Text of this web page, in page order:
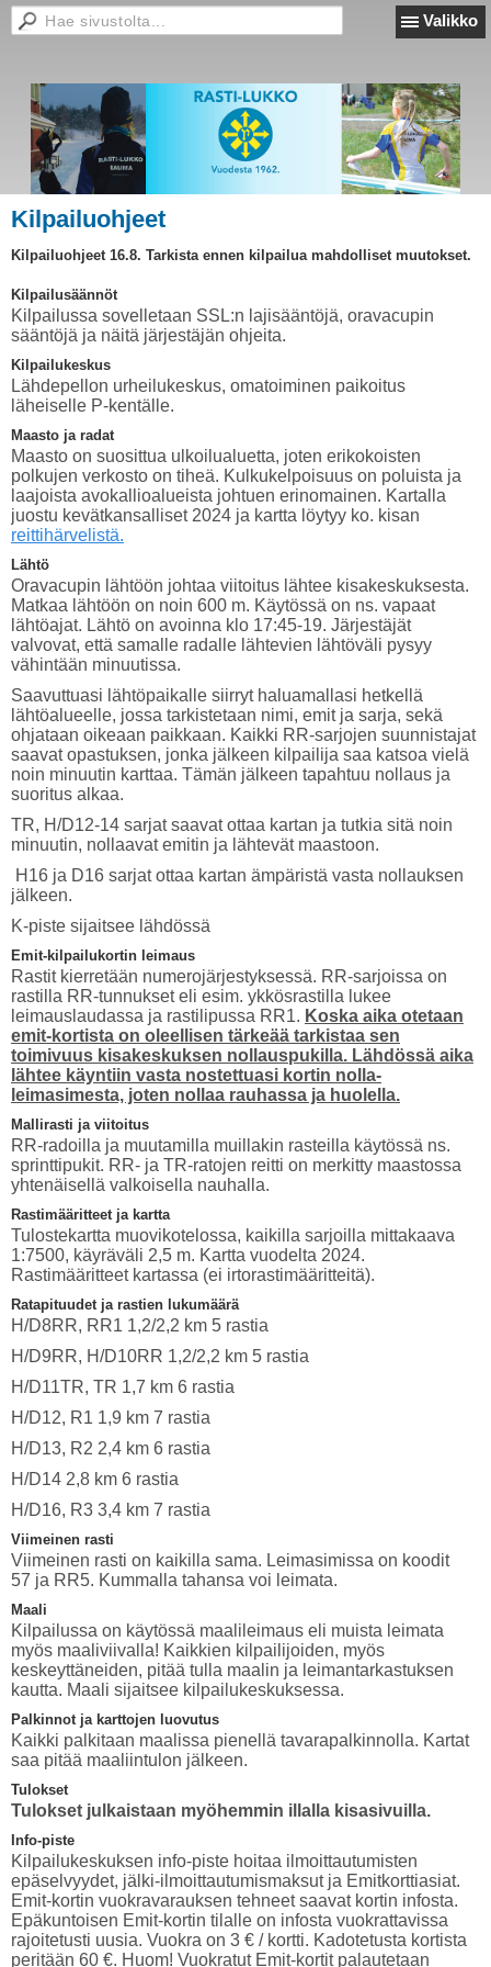
Valikko
Kilpailuohjeet
Kilpailuohjeet 16.8. Tarkista ennen kilpailua mahdolliset muutokset.
Kilpailusäännöt
Kilpailussa sovelletaan SSL:n lajisääntöjä, oravacupin
sääntöjä ja näitä järjestäjän ohjeita.
Kilpailukeskus
Lähdepellon urheilukeskus, omatoiminen paikoitus
läheiselle P-kentälle.
Maasto ja radat
Maasto on suosittua ulkoilualuetta, joten erikokoisten
polkujen verkosto on tiheä. Kulkukelpoisuus on poluista ja
laajoista avokallioalueista johtuen erinomainen. Kartalla
juostu kevätkansalliset 2024 ja kartta löytyy ko. kisan
reittihärvelistä.
Lähtö
Oravacupin lähtöön johtaa viitoitus lähtee kisakeskuksesta.
Matkaa lähtöön on noin 600 m. Käytössä on ns. vapaat
lähtöajat. Lähtö on avoinna klo 17:45-19. Järjestäjät
valvovat, että samalle radalle lähtevien lähtöväli pysyy
vähintään minuutissa.
Saavuttuasi lähtöpaikalle siirryt haluamallasi hetkellä
lähtöalueelle, jossa tarkistetaan nimi, emit ja sarja, sekä
ohjataan oikeaan paikkaan. Kaikki RR-sarjojen suunnistajat
saavat opastuksen, jonka jälkeen kilpailija saa katsoa vielä
noin minuutin karttaa. Tämän jälkeen tapahtuu nollaus ja
suoritus alkaa.
TR, H/D12-14 sarjat saavat ottaa kartan ja tutkia sitä noin
minuutin, nollaavat emitin ja lähtevät maastoon.
H16 ja D16 sarjat ottaa kartan ämpäristä vasta nollauksen
jälkeen.
K-piste sijaitsee lähdössä
Emit-kilpailukortin leimaus
Rastit kierretään numerojärjestyksessä. RR-sarjoissa on
rastilla RR-tunnukset eli esim. ykkösrastilla lukee
leimauslaudassa ja rastilipussa RR1. Koska aika otetaan
emit-kortista on oleellisen tärkeää tarkistaa sen
toimivuus kisakeskuksen nollauspukilla. Lähdössä aika
lähtee käyntiin vasta nostettuasi kortin nolla-
leimasimesta, joten nollaa rauhassa ja huolella.
Mallirasti ja viitoitus
RR-radoilla ja muutamilla muillakin rasteilla käytössä ns.
sprinttipukit. RR- ja TR-ratojen reitti on merkitty maastossa
yhtenäisellä valkoisella nauhalla.
Rastimääritteet ja kartta
Tulostekartta muovikotelossa, kaikilla sarjoilla mittakaava
1:7500, käyräväli 2,5 m. Kartta vuodelta 2024.
Rastimääritteet kartassa (ei irtorastimääritteitä).
Ratapituudet ja rastien lukumäärä
H/D8RR, RR1 1,2/2,2 km 5 rastia
H/D9RR, H/D10RR 1,2/2,2 km 5 rastia
H/D11TR, TR 1,7 km 6 rastia
H/D12, R1 1,9 km 7 rastia
H/D13, R2 2,4 km 6 rastia
H/D14 2,8 km 6 rastia
H/D16, R3 3,4 km 7 rastia
Viimeinen rasti
Viimeinen rasti on kaikilla sama. Leimasimissa on koodit
57 ja RR5. Kummalla tahansa voi leimata.
Maali
Kilpailussa on käytössä maalileimaus eli muista leimata
myös maaliviivalla! Kaikkien kilpailijoiden, myös
keskeyttäneiden, pitää tulla maalin ja leimantarkastuksen
kautta. Maali sijaitsee kilpailukeskuksessa.
Palkinnot ja karttojen luovutus
Kaikki palkitaan maalissa pienellä tavarapalkinnolla. Kartat
saa pitää maaliintulon jälkeen.
Tulokset
Tulokset julkaistaan myöhemmin illalla kisasivuilla.
Info-piste
Kilpailukeskuksen info-piste hoitaa ilmoittautumisten
epäselvyydet, jälki-ilmoittautumismaksut ja Emitkorttiasiat.
Emit-kortin vuokravarauksen tehneet saavat kortin infosta.
Epäkuntoisen Emit-kortin tilalle on infosta vuokrattavissa
rajoitetusti uusia. Vuokra on 3 € / kortti. Kadotetusta kortista
peritään 60 €. Huom! Vuokratut Emit-kortit palautetaan